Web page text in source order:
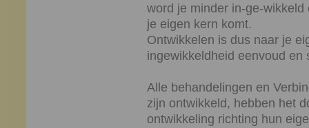
word je minder in-ge-
je eigen kern komt.
Ontwikkelen is dus naar je
ingewikkeldheid eenvoud en
Alle behandelingen en
zijn ontwikkeld, hebben het
ontwikkeling richting hun